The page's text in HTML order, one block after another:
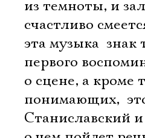
из темноты, и зал
счастливо
эта музыка  знак
первого
о сцене, а кроме
понимающих, 
Станиславский и